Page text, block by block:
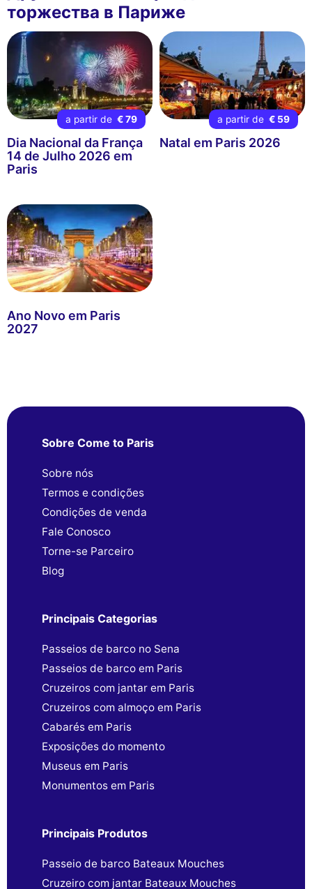
торжества в Париже
a partir de € 79
Dia Nacional da França
14 de Julho 2026 em
Paris
a partir de € 59
Natal em Paris 2026
Ano Novo em Paris
2027
Sobre Come to Paris
Sobre nós
Termos e condições
Condições de venda
Fale Conosco
Torne-se Parceiro
Blog
Principais Categorias
Passeios de barco no Sena
Passeios de barco em Paris
Cruzeiros com jantar em Paris
Cruzeiros com almoço em Paris
Cabarés em Paris
Exposições do momento
Museus em Paris
Monumentos em Paris
Principais Produtos
Passeio de barco Bateaux Mouches
Cruzeiro com jantar Bateaux Mouches